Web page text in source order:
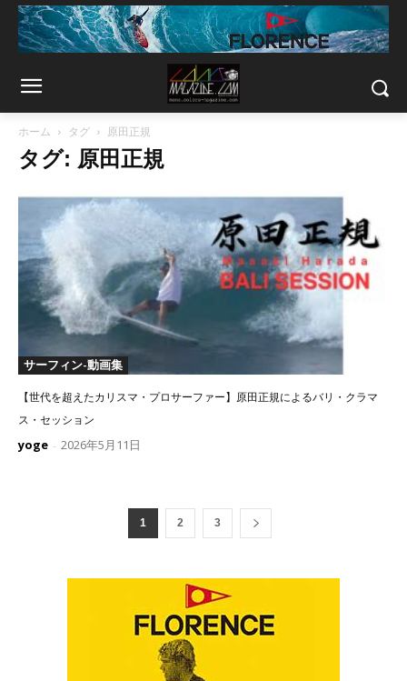
ホーム タグ 原田正規
タグ: 原田正規
サーフィン-動画集
【世代を超えたカリスマ・プロサーファー】原田正規によるバリ・クラマ
ス・セッション
yoge - 2026年5月11日
1 2 3